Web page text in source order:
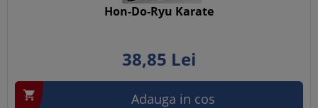
Hon-Do-Ryu Karate
38,85 Lei
 Adauga in cos